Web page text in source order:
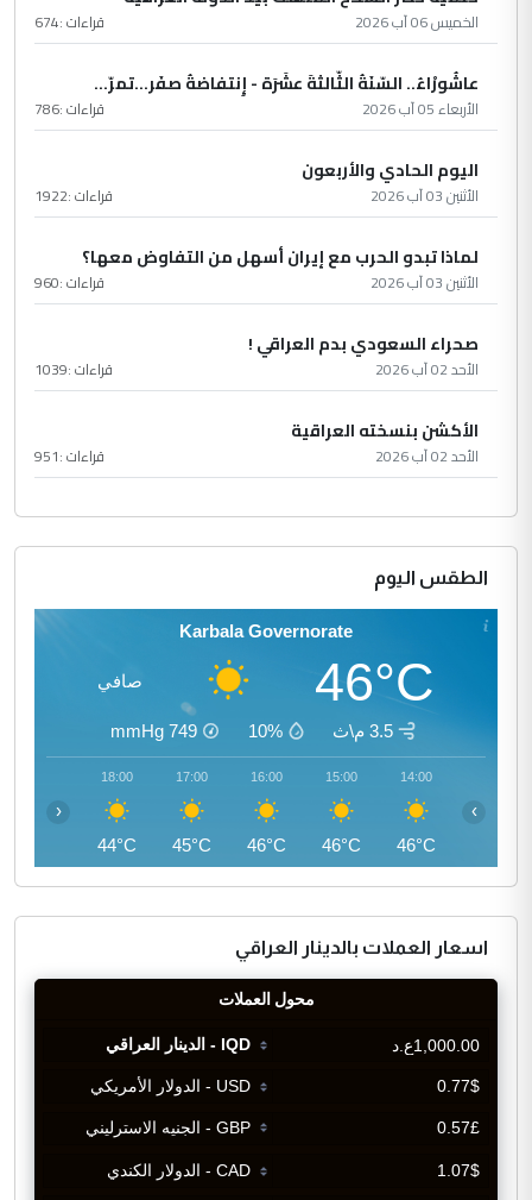
الخميس 06 آب 2026 قراءات :674
عاشُورْاءُ.. السّنَةُ الثّالثةَ عشَرَة - إِنتفاضةُ صفَر…تمرّ...
الأربعاء 05 آب 2026 قراءات :786
اليوم الحادي والأربعون
الأثنين 03 آب 2026 قراءات :1922
لماذا تبدو الحرب مع إيران أسهل من التفاوض معها؟
الأثنين 03 آب 2026 قراءات :960
صحراء السعودي بدم العراقي !
الأحد 02 آب 2026 قراءات :1039
الأكشن بنسخته العراقية
الأحد 02 آب 2026 قراءات :951
الطقس اليوم
Karbala Governorate
46°C صافي
3.5 م\ث 10%
749
mmHg
14:00
46°C
15:00
46°C
16:00
46°C
17:00
45°C
18:00
44°C
‹ ›
اسعار العملات بالدينار العراقي